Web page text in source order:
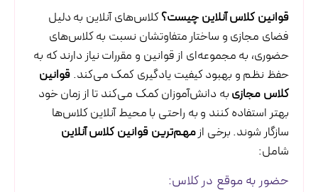
قوانین کلاس آنلاین چیست؟کلاس‌های آنلاین به دلیل
فضای مجازی و ساختار متفاوتشان نسبت به کلاس‌های
حضوری، به مجموعه‌ای از قوانین و مقررات نیاز دارند که به
حفظ نظم و بهبود کیفیت یادگیری کمک می‌کند.قوانین
کلاس مجازیبه دانش‌آموزان کمک می‌کند تا از زمان خود
بهتر استفاده کنند و به راحتی با محیط آنلاین کلاس‌ها
سازگار شوند. برخی ازمهم‌ترین قوانین کلاس آنلاین
شامل:
حضور به موقع در کلاس: